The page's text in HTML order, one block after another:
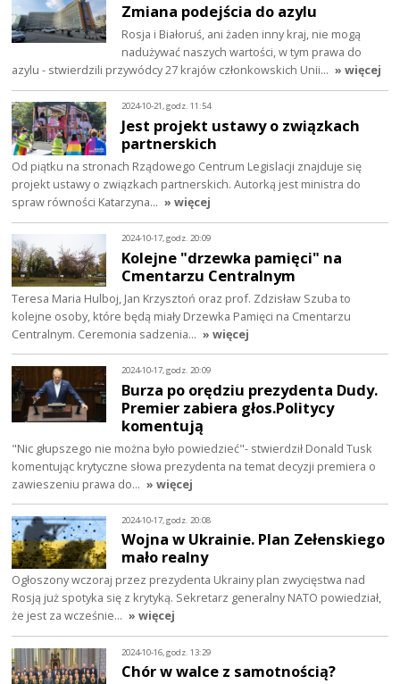
Zmiana podejścia do azylu
Rosja i Białoruś, ani żaden inny kraj, nie mogą
nadużywać naszych wartości, w tym prawa do
azylu - stwierdzili przywódcy 27 krajów członkowskich Unii… » więcej
2024-10-21, godz. 11:54
Jest projekt ustawy o związkach
partnerskich
Od piątku na stronach Rządowego Centrum Legislacji znajduje się
projekt ustawy o związkach partnerskich. Autorką jest ministra do
spraw równości Katarzyna… » więcej
2024-10-17, godz. 20:09
Kolejne "drzewka pamięci" na
Cmentarzu Centralnym
Teresa Maria Hulboj, Jan Krzysztoń oraz prof. Zdzisław Szuba to
kolejne osoby, które będą miały Drzewka Pamięci na Cmentarzu
Centralnym. Ceremonia sadzenia… » więcej
2024-10-17, godz. 20:09
Burza po orędziu prezydenta Dudy.
Premier zabiera głos.Politycy
komentują
"Nic głupszego nie można było powiedzieć"- stwierdził Donald Tusk
komentując krytyczne słowa prezydenta na temat decyzji premiera o
zawieszeniu prawa do… » więcej
2024-10-17, godz. 20:08
Wojna w Ukrainie. Plan Zełenskiego
mało realny
Ogłoszony wczoraj przez prezydenta Ukrainy plan zwycięstwa nad
Rosją już spotyka się z krytyką. Sekretarz generalny NATO powiedział,
że jest za wcześnie… » więcej
2024-10-16, godz. 13:29
Chór w walce z samotnością?